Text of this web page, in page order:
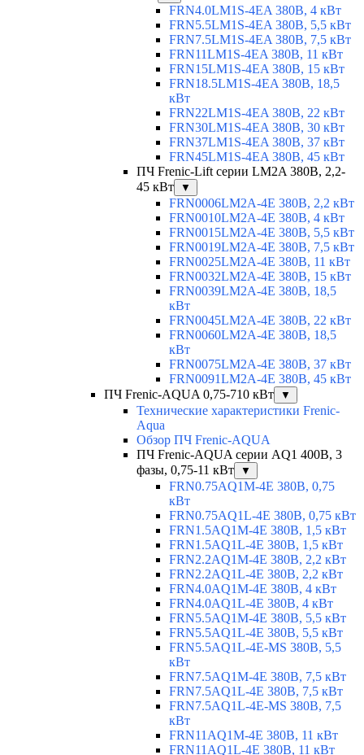
FRN4.0LM1S-4EA 380В, 4 кВт
FRN5.5LM1S-4EA 380В, 5,5 кВт
FRN7.5LM1S-4EA 380В, 7,5 кВт
FRN11LM1S-4EA 380В, 11 кВт
FRN15LM1S-4EA 380В, 15 кВт
FRN18.5LM1S-4EA 380В, 18,5
кВт
FRN22LM1S-4EA 380В, 22 кВт
FRN30LM1S-4EA 380В, 30 кВт
FRN37LM1S-4EA 380В, 37 кВт
FRN45LM1S-4EA 380В, 45 кВт
ПЧ Frenic-Lift серии LM2A 380В, 2,2-
45 кВт
▼
FRN0006LM2A-4E 380В, 2,2 кВт
FRN0010LM2A-4E 380В, 4 кВт
FRN0015LM2A-4E 380В, 5,5 кВт
FRN0019LM2A-4E 380В, 7,5 кВт
FRN0025LM2A-4E 380В, 11 кВт
FRN0032LM2A-4E 380В, 15 кВт
FRN0039LM2A-4E 380В, 18,5
кВт
FRN0045LM2A-4E 380В, 22 кВт
FRN0060LM2A-4E 380В, 18,5
кВт
FRN0075LM2A-4E 380В, 37 кВт
FRN0091LM2A-4E 380В, 45 кВт
ПЧ Frenic-AQUA 0,75-710 кВт
▼
Технические характеристики Frenic-
Aqua
Обзор ПЧ Frenic-AQUA
ПЧ Frenic-AQUA серии AQ1 400В, 3
фазы, 0,75-11 кВт
▼
FRN0.75AQ1M-4E 380В, 0,75
кВт
FRN0.75AQ1L-4E 380В, 0,75 кВт
FRN1.5AQ1M-4E 380В, 1,5 кВт
FRN1.5AQ1L-4E 380В, 1,5 кВт
FRN2.2AQ1M-4E 380В, 2,2 кВт
FRN2.2AQ1L-4E 380В, 2,2 кВт
FRN4.0AQ1M-4E 380В, 4 кВт
FRN4.0AQ1L-4E 380В, 4 кВт
FRN5.5AQ1M-4E 380В, 5,5 кВт
FRN5.5AQ1L-4E 380В, 5,5 кВт
FRN5.5AQ1L-4E-MS 380В, 5,5
кВт
FRN7.5AQ1M-4E 380В, 7,5 кВт
FRN7.5AQ1L-4E 380В, 7,5 кВт
FRN7.5AQ1L-4E-MS 380В, 7,5
кВт
FRN11AQ1M-4E 380В, 11 кВт
FRN11AQ1L-4E 380В, 11 кВт